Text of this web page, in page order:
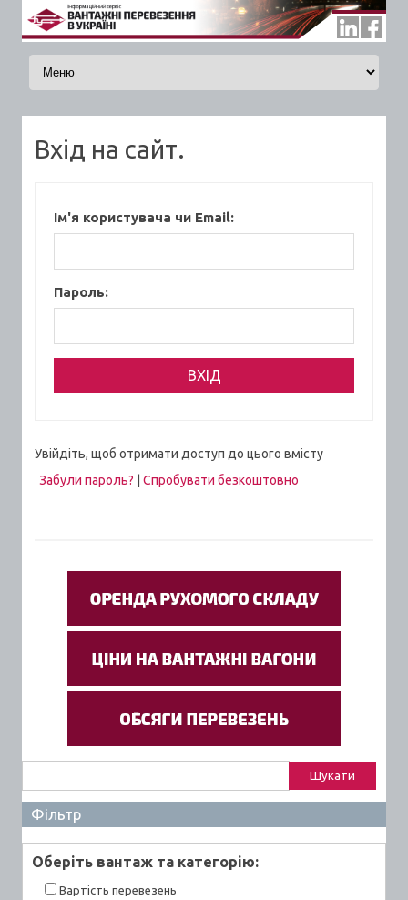
Skip to content
Вхід на сайт.
Ім'я користувача чи Email:
Пароль:
Увійдіть, щоб отримати доступ до цього вмісту
Забули пароль?
Спробувати безкоштовно
Фільтр
Оберiть вантаж та категорiю:
Вартiсть перевезень